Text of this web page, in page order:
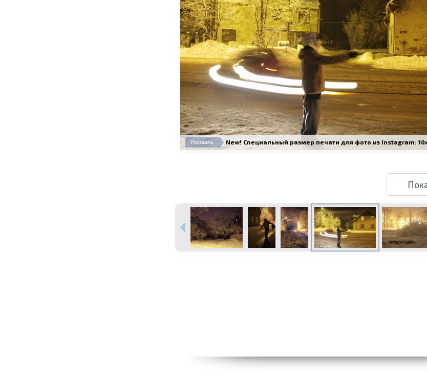
Печать в течение 1 часа в Риге
Различные форматы и виды бумаги
Доставка по всей Латвии
Реклама New! Специальный размер печати для фото из Instagram: